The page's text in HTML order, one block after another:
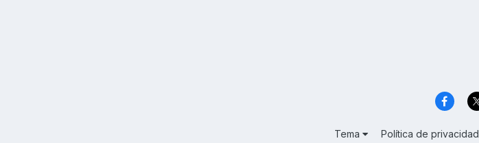
Tema Política de privacidad